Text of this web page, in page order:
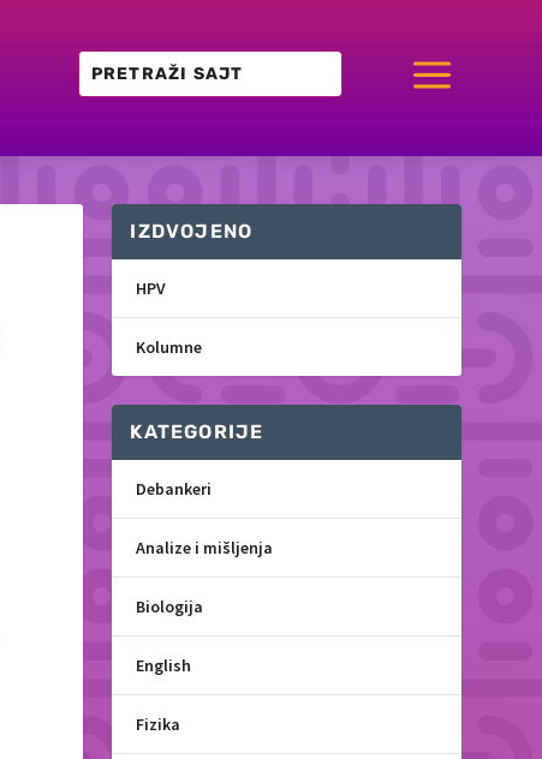
a
IZDVOJENO
HPV
Kolumne
KATEGORIJE
Debankeri
Analize i mišljenja
Biologija
English
Fizika